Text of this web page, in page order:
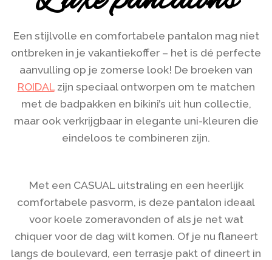
Een stijlvolle en comfortabele pantalon mag niet
ontbreken in je vakantiekoffer – het is dé perfecte
aanvulling op je zomerse look! De broeken van
ROIDALzijn speciaal ontworpen om te matchen
met de badpakken en bikini’s uit hun collectie,
maar ook verkrijgbaar in elegante uni-kleuren die
eindeloos te combineren zijn.
Met een CASUAL uitstraling en een heerlijk
comfortabele pasvorm, is deze pantalon ideaal
voor koele zomeravonden of als je net wat
chiquer voor de dag wilt komen. Of je nu flaneert
langs de boulevard, een terrasje pakt of dineert in